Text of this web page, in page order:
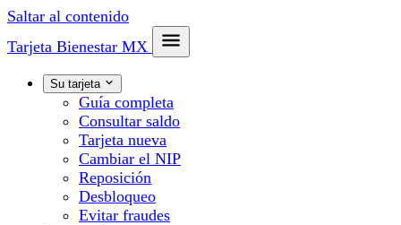
Saltar al contenido
Tarjeta Bienestar MX
Su tarjeta
Guía completa
Consultar saldo
Tarjeta nueva
Cambiar el NIP
Reposición
Desbloqueo
Evitar fraudes